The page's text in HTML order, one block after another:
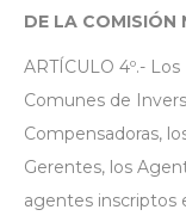
DE LA COMISIÓN
ARTÍCULO 4º.-
Comunes de
Compensadoras,
Gerentes, los
agentes inscriptos